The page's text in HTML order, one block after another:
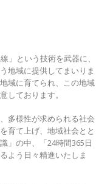
」という技術を武器に、
地域に提供してまいりま
域に育てられ、この地域
しております。
多様性が求められる社会
育て上げ、地域社会とと
」の中、「24時間365日
よう日々精進いたしま